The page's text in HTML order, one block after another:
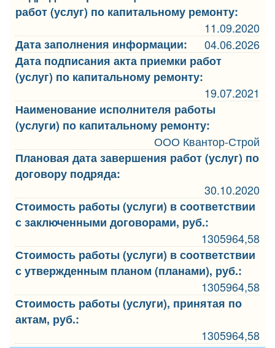
работ (услуг) по капитальному ремонту:
11.09.2020
Дата заполнения информации:
04.06.2026
Дата подписания акта приемки работ
(услуг) по капитальному ремонту:
19.07.2021
Наименование исполнителя работы
(услуги) по капитальному ремонту:
ООО Квантор-Строй
Плановая дата завершения работ (услуг) по
договору подряда:
30.10.2020
Стоимость работы (услуги) в соответствии
с заключенными договорами, руб.:
1305964,58
Стоимость работы (услуги) в соответствии
с утвержденным планом (планами), руб.:
1305964,58
Стоимость работы (услуги), принятая по
актам, руб.:
1305964,58